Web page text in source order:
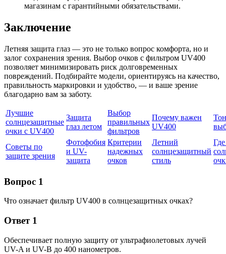
магазинам с гарантийными обязательствами.
Заключение
Летняя защита глаз — это не только вопрос комфорта, но и
залог сохранения зрения. Выбор очков с фильтром UV400
позволяет минимизировать риск долговременных
повреждений. Подбирайте модели, ориентируясь на качество,
правильность маркировки и удобство, — и ваше зрение
благодарно вам за заботу.
Лучшие
солнцезащитные
очки с UV400
Защита
глаз летом
Выбор
правильных
фильтров
Почему важен
UV400
Советы по
защите зрения
Фотофобия
и UV-
защита
Критерии
надежных
очков
Летний
солнцезащитный
стиль
Вопрос 1
Что означает фильтр UV400 в солнцезащитных очках?
Ответ 1
Обеспечивает полную защиту от ультрафиолетовых лучей
UV-A и UV-B до 400 нанометров.